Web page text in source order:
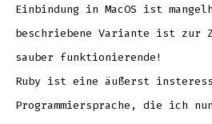
Einbindung in MacOS ist
beschriebene Variante ist zur
sauber funktionierende!
Ruby ist eine äußerst
Programmiersprache, die ich